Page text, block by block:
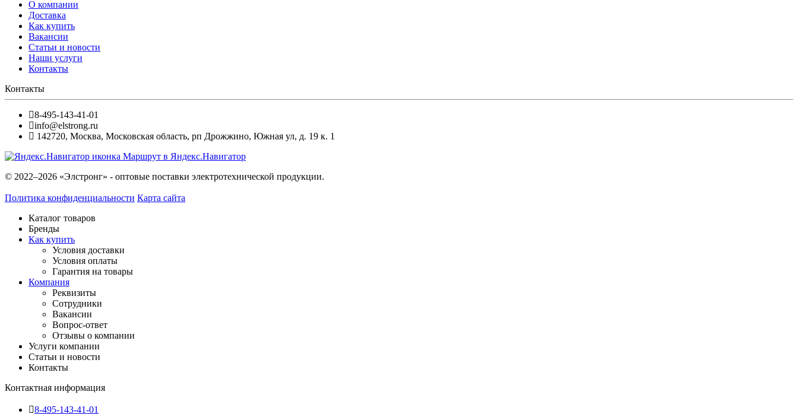
О компании
Доставка
Как купить
Вакансии
Статьи и новости
Наши услуги
Контакты
Контакты
8-495-143-41-01
info@elstrong.ru
142720, Москва, Московская область, рп Дрожжино, Южная ул, д. 19 к. 1
Маршрут в Яндекс.Навигатор
© 2022–2026 «Элстронг» - оптовые поставки электротехнической продукции.
Политика конфиденциальности Карта сайта
Каталог товаров
Бренды
Как купить
Условия доставки
Условия оплаты
Гарантия на товары
Компания
Реквизиты
Сотрудники
Вакансии
Вопрос-ответ
Отзывы о компании
Услуги компании
Статьи и новости
Контакты
Контактная информация
8-495-143-41-01